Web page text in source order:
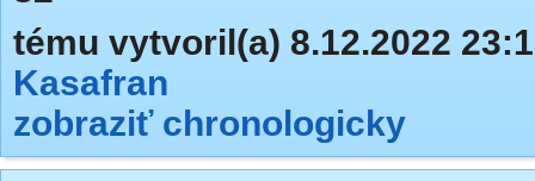
tému vytvoril(a) 8.12.2022
Kasafran
zobraziť chronologicky